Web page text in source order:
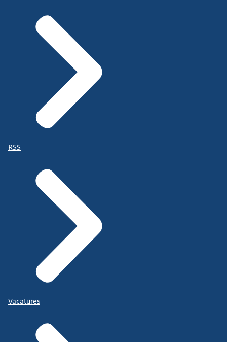
RSS
Vacatures